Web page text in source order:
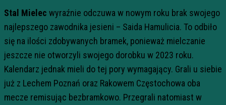
Stal Mielec wyraźnie odczuwa w nowym roku brak swojego
najlepszego zawodnika jesieni – Saida Hamulicia. To odbiło
się na ilości zdobywanych bramek, ponieważ mielczanie
jeszcze nie otworzyli swojego dorobku w 2023 roku.
Kalendarz jednak mieli do tej pory wymagający. Grali u siebie
już z Lechem Poznań oraz Rakowem Częstochowa oba
mecze remisując bezbramkowo. Przegrali natomiast w